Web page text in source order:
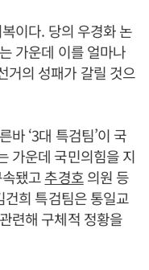
이다. 당의 우경화 논
가운데 이를 얼마나
거의 성패가 갈릴 것으
바 ‘3대 특검팀’이 국
가운데 국민의힘을 지
됐고추경호의원 등
희 특검팀은 통일교
련해 구체적 정황을